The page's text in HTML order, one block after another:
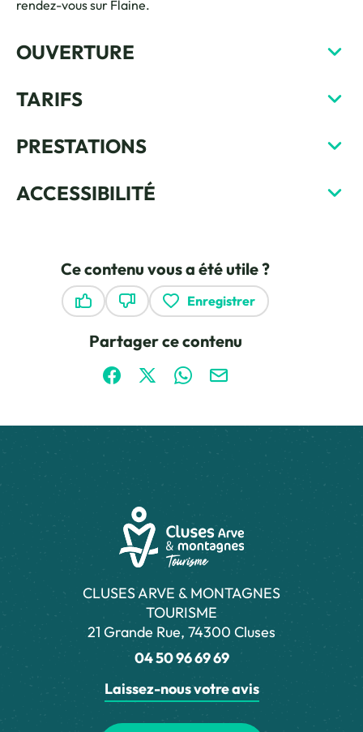
rendez-vous sur Flaine.
OUVERTURE
TARIFS
PRESTATIONS
ACCESSIBILITÉ
Ce contenu vous a été utile ?
Enregistrer
Partager ce contenu
Partager sur Facebook (nouvelle fenêtre)
Partager sur X / Twitter (nouvelle
Partager sur WhatsApp
Partager par mail
CLUSES ARVE & MONTAGNES
TOURISME
21 Grande Rue, 74300 Cluses
04 50 96 69 69
Laissez-nous votre avis